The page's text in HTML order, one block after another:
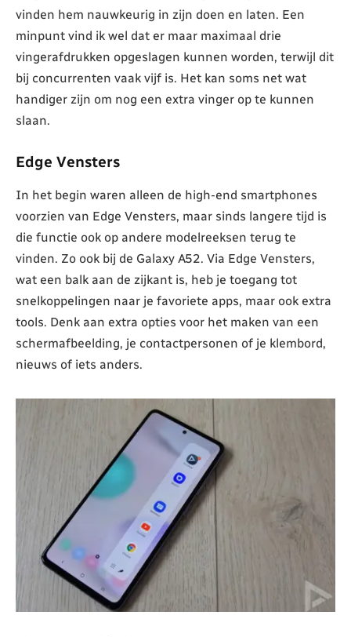
vinden hem nauwkeurig in zijn doen en laten. Een
minpunt vind ik wel dat er maar maximaal drie
vingerafdrukken opgeslagen kunnen worden, terwijl dit
bij concurrenten vaak vijf is. Het kan soms net wat
handiger zijn om nog een extra vinger op te kunnen
slaan.
Edge Vensters
In het begin waren alleen de high-end smartphones
voorzien van Edge Vensters, maar sinds langere tijd is
die functie ook op andere modelreeksen terug te
vinden. Zo ook bij de Galaxy A52. Via Edge Vensters,
wat een balk aan de zijkant is, heb je toegang tot
snelkoppelingen naar je favoriete apps, maar ook extra
tools. Denk aan extra opties voor het maken van een
schermafbeelding, je contactpersonen of je klembord,
nieuws of iets anders.